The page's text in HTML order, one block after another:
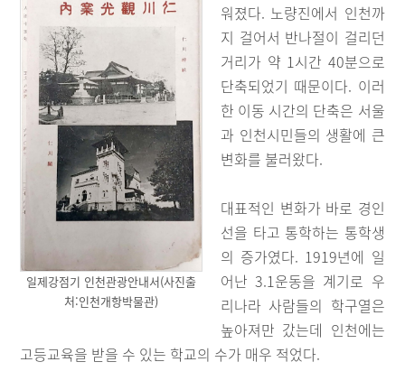
일제강점기 인천관광안내서(사진출
처:인천개항박물관)
워졌다. 노량진에서 인천까
지 걸어서 반나절이 걸리던
거리가 약 1시간 40분으로
단축되었기 때문이다. 이러
한 이동 시간의 단축은 서울
과 인천시민들의 생활에 큰
변화를 불러왔다.
대표적인 변화가 바로 경인
선을 타고 통학하는 통학생
의 증가였다. 1919년에 일
어난 3.1운동을 계기로 우
리나라 사람들의 학구열은
높아져만 갔는데 인천에는
고등교육을 받을 수 있는 학교의 수가 매우 적었다.